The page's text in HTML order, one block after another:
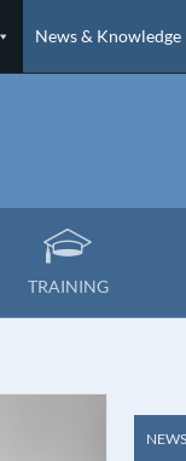
News & Knowledge
TRAINING